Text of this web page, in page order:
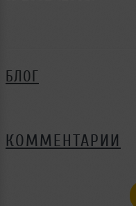
БЛОГ
КОММЕНТАРИИ